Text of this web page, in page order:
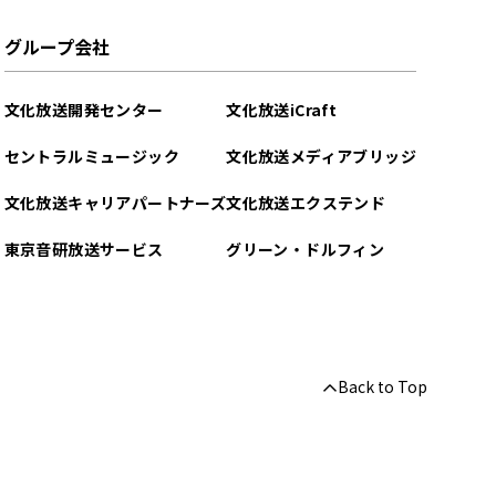
グループ会社
文化放送開発センター
セントラルミュージック
文化放送キャリアパートナーズ
東京音研放送サービス
文化放送iCraft
文化放送メディアブリッジ
文化放送エクステンド
グリーン・ドルフィン
Back to Top